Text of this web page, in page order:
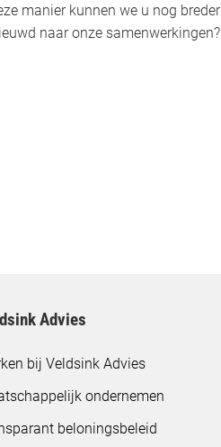
manier kunnen we u nog breder
naar onze samenwerkingen?
Advies
bij Veldsink Advies
ondernemen
beloningsbeleid